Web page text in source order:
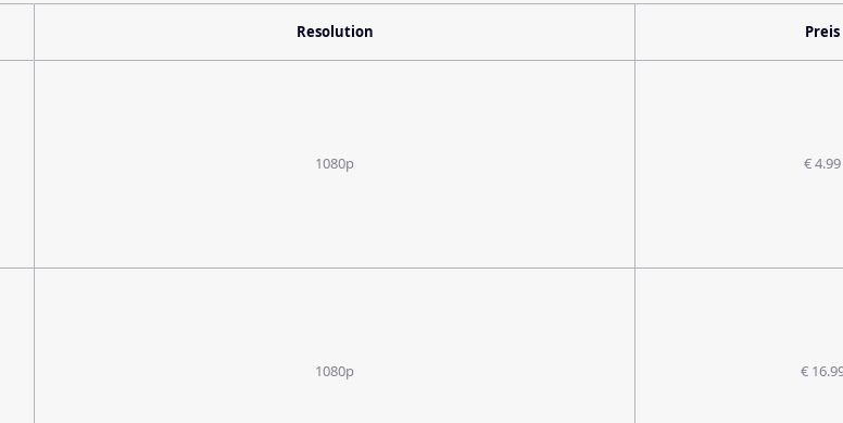
Resolution Preis
1080p € 4.99
1080p €